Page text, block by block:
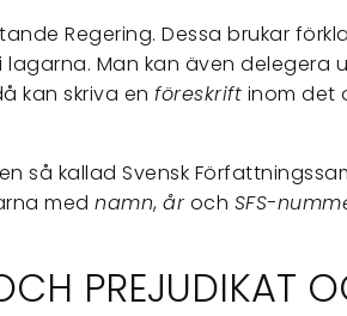
Regering. Dessa brukar
lagarna. Man kan även delegera
kan skriva enföreskrift inom det
så kallad Svensk
mednamn,år och SFS-
PREJUDIKAT